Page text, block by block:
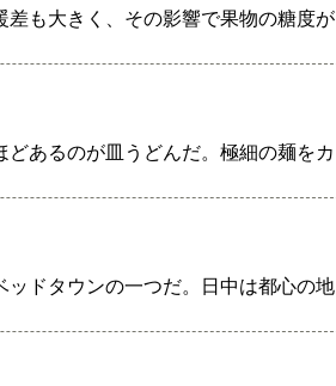
も大きく、その影響で果物の糖度が
あるのが皿うどんだ。極細の麺をカ
ドタウンの一つだ。日中は都心の地